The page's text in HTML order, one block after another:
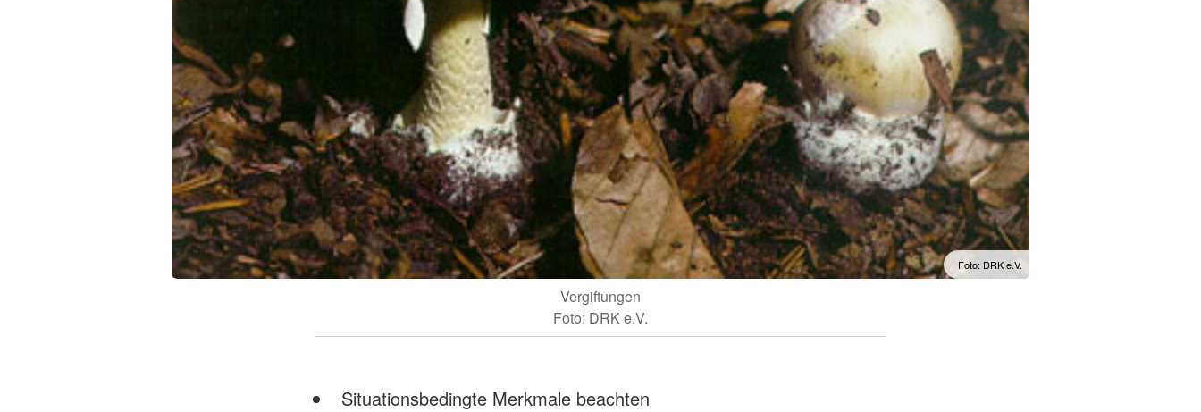
Foto: DRK e.V.
Vergiftungen
Foto: DRK e.V.
Situationsbedingte Merkmale beachten